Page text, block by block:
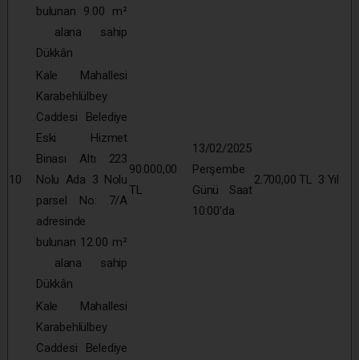
bulunan 9.00 m²
alana sahip
Dükkân
10
Kale Mahallesi
Karabehlülbey
Caddesi Belediye
Eski Hizmet
Binası Altı 223
Nolu Ada 3 Nolu
parsel No: 7/A
adresinde
bulunan 12.00 m²
alana sahip
Dükkân
90.000,00
TL
13/02/2025
Perşembe
Günü Saat
10:00’da
2.700,00 TL 3 Yıl
Kale Mahallesi
Karabehlülbey
Caddesi Belediye